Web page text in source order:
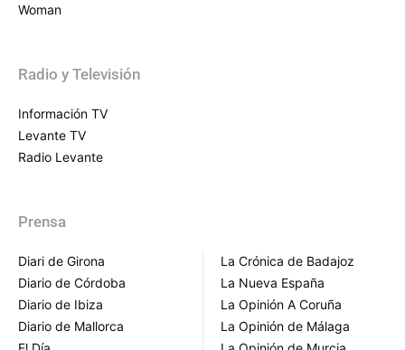
Woman
Radio y Televisión
Información TV
Levante TV
Radio Levante
Prensa
Diari de Girona
Diario de Córdoba
Diario de Ibiza
Diario de Mallorca
La Crónica de Badajoz
La Nueva España
La Opinión A Coruña
La Opinión de Málaga